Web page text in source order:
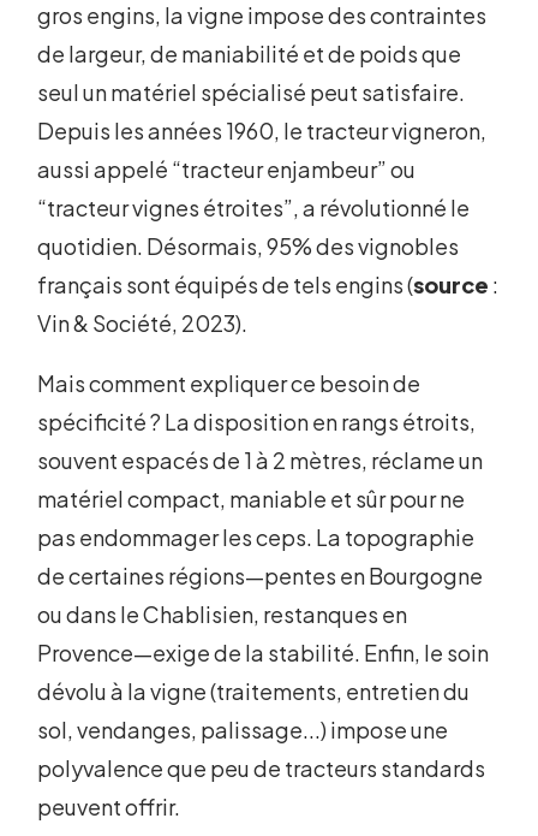
gros engins, la vigne impose des contraintes
de largeur, de maniabilité et de poids que
seul un matériel spécialisé peut satisfaire.
Depuis les années 1960, le tracteur vigneron,
aussi appelé “tracteur enjambeur” ou
“tracteur vignes étroites”, a révolutionné le
quotidien. Désormais, 95% des vignobles
français sont équipés de tels engins (source :
Vin & Société, 2023).
Mais comment expliquer ce besoin de
spécificité ? La disposition en rangs étroits,
souvent espacés de 1 à 2 mètres, réclame un
matériel compact, maniable et sûr pour ne
pas endommager les ceps. La topographie
de certaines régions—pentes en Bourgogne
ou dans le Chablisien, restanques en
Provence—exige de la stabilité. Enfin, le soin
dévolu à la vigne (traitements, entretien du
sol, vendanges, palissage...) impose une
polyvalence que peu de tracteurs standards
peuvent offrir.